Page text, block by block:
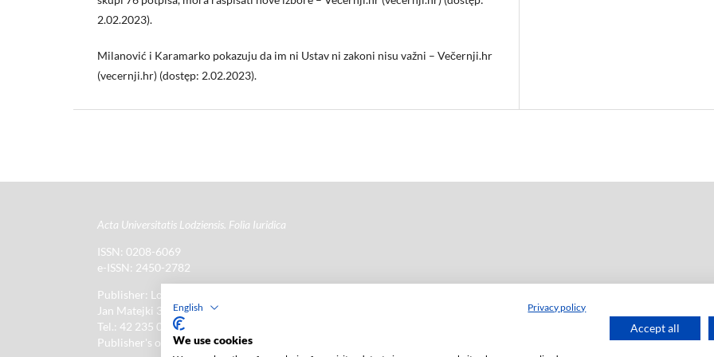
English Privacy policy
We use cookies
Accept all
2.02.2023).
Milanović i Karamarko pokazuju da im ni Ustav ni zakoni nisu važni – Večernji.hr
(vecernji.hr) (dostęp: 2.02.2023).
Acta Universitatis Lodziensis. Folia Iuridica
ISSN: 0208-6069
e-ISSN: 2450-2782
Publisher: Lodz University Press (
Jan Matejki 34A Str., postal code: 90-237, town: Łódź
Tel.: 42 235 01 65, fax: 42 66 55 86
Publisher's office:journals@uni.lodz.pl